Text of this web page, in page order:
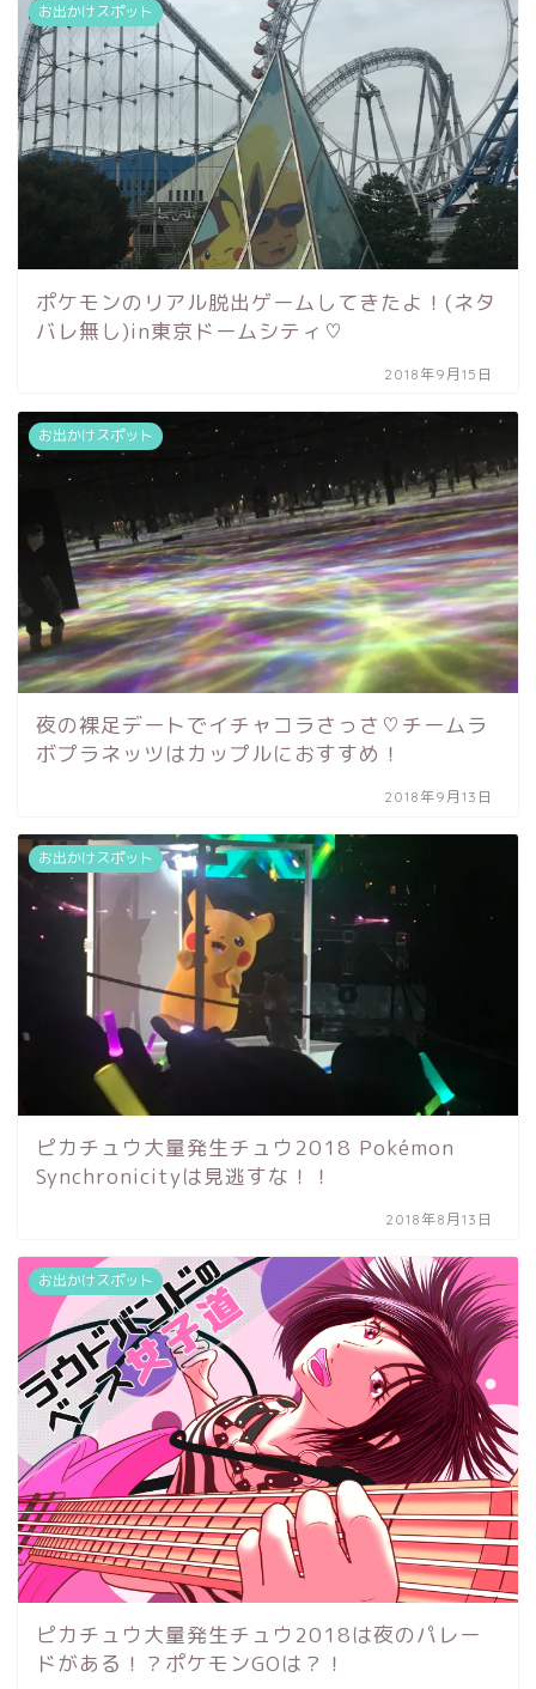
お出かけスポット
ポケモンのリアル脱出ゲームしてきたよ！(ネタ
バレ無し)in東京ドームシティ♡
2018年9月15日
お出かけスポット
夜の裸足デートでイチャコラさっさ♡チームラ
ボプラネッツはカップルにおすすめ！
2018年9月13日
お出かけスポット
ピカチュウ大量発生チュウ2018 Pokémon
Synchronicityは見逃すな！！
2018年8月13日
お出かけスポット
ピカチュウ大量発生チュウ2018は夜のパレー
ドがある！？ポケモンGOは？！